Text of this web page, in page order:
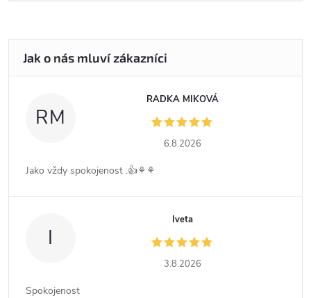
RM
RADKA MIKOVÁ
6.8.2026
Jako vždy spokojenost .👍⚘️⚘️
I
Iveta
3.8.2026
Spokojenost